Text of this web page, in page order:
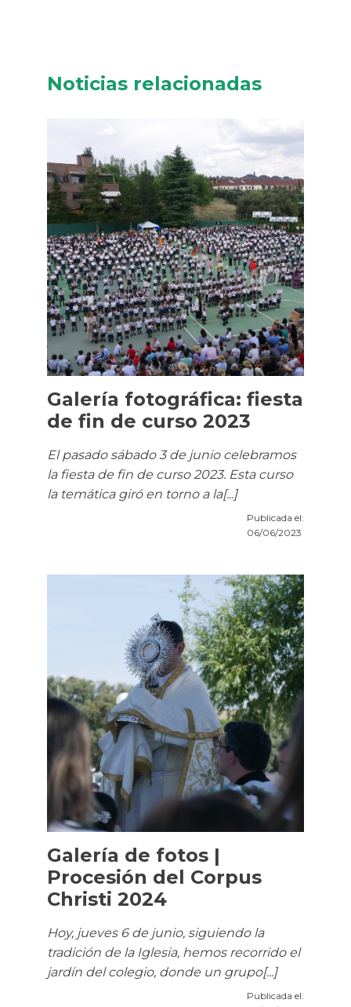
Noticias relacionadas
Galería fotográfica: fiesta
de fin de curso 2023
El pasado sábado 3 de junio celebramos
la fiesta de fin de curso 2023. Esta curso
la temática giró en torno a la[...]
Publicada el:
06/06/2023
Galería de fotos |
Procesión del Corpus
Christi 2024
Hoy, jueves 6 de junio, siguiendo la
tradición de la Iglesia, hemos recorrido el
jardín del colegio, donde un grupo[...]
Publicada el: